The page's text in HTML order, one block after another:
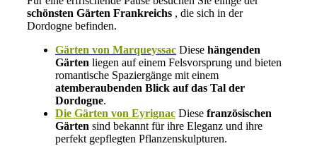
schönsten Gärten Frankreichs , die sich in der
Dordogne befinden.
Gärten von Marqueyssac Diese hängenden
Gärten liegen auf einem Felsvorsprung und bieten
romantische Spaziergänge mit einem
atemberaubenden Blick auf das Tal der
Dordogne.
Die Gärten von Eyrignac Diese französischen
Gärten sind bekannt für ihre Eleganz und ihre
perfekt gepflegten Pflanzenskulpturen.